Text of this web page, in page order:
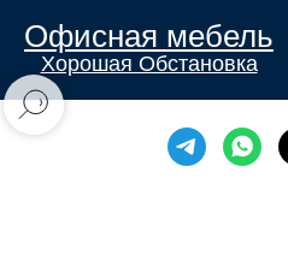
Офисная мебель
Хорошая Обстановка